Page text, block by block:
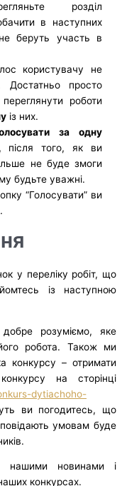
розділ
в наступних
беруть участь в
користувачу не
Достатньо просто
роботи
із них.
за одну
після того, як ви
не буде змоги
будьте уважні.
“Голосувати” ви
у переліку робіт, що
із наступною
розуміємо, яке
робота. Також ми
конкурсу – отримати
на сторінці
dytiachoho-
ви погодитесь, що
умовам буде
нашими новинами і
конкурсах.